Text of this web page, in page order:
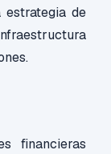
estrategia de
financieras